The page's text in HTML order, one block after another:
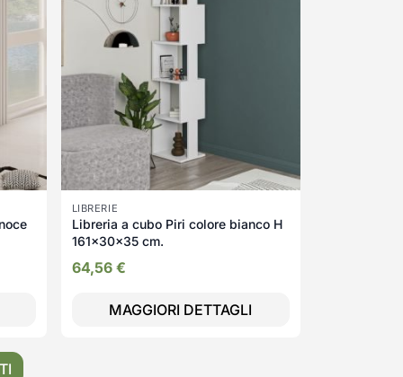
LIBRERIE
Libreria a cubo Piri colore bianco H
161x30x35 cm.
64,56 €
MAGGIORI DETTAGLI